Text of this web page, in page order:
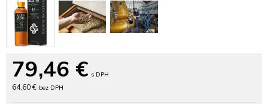
79,46 € s DPH
64,60 € bez DPH